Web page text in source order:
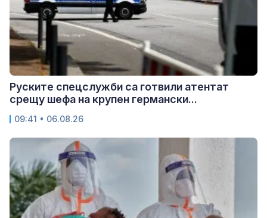
Руските спецслужби са готвили атентат
срещу шефа на крупен германски...
09:41 • 06.08.26